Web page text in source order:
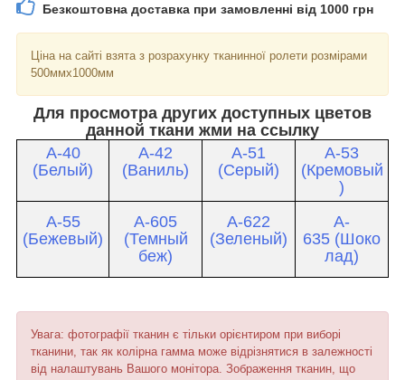
Безкоштовна доставка при замовленні від 1000 грн
Ціна на сайті взята з розрахунку тканинної ролети розмірами
500ммх1000мм
Для просмотра других доступных цветов
данной ткани жми на ссылку
A-40
(Белый)
A-42
(Ваниль)
A-51
(Серый)
A-53
(Кремовый
)
A-55
(Бежевый)
A-605
(Темный
беж)
A-622
(Зеленый)
A-
635 (Шоко
лад)
Увага: фотографії тканин є тільки орієнтиром при виборі
тканини, так як колірна гамма може відрізнятися в залежності
від налаштувань Вашого монітора. Зображення тканин, що